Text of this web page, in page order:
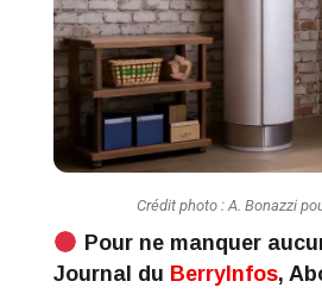
Crédit photo : A. Bonazzi
Pour ne manquer
Journal du BerryInfos,